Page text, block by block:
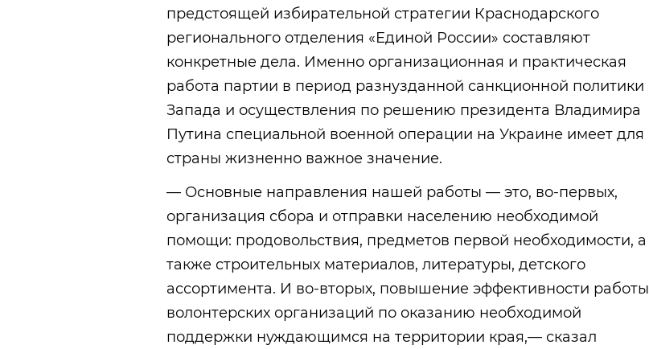
предстоящей избирательной стратегии Краснодарского
регионального отделения «Единой России» составляют
конкретные дела. Именно организационная и практическая
работа партии в период разнузданной санкционной политики
Запада и осуществления по решению президента Владимира
Путина специальной военной операции на Украине имеет для
страны жизненно важное значение.
— Основные направления нашей работы — это, во-первых,
организация сбора и отправки населению необходимой
помощи: продовольствия, предметов первой необходимости, а
также строительных материалов, литературы, детского
ассортимента. И во-вторых, повышение эффективности работы
волонтерских организаций по оказанию необходимой
поддержки нуждающимся на территории края,— сказал